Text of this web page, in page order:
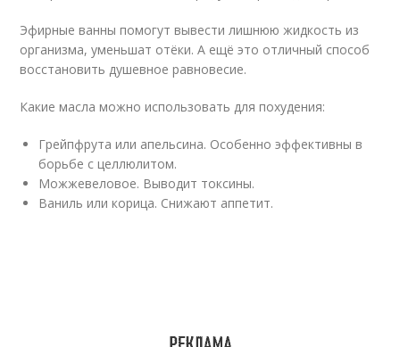
Эфирные ванны помогут вывести лишнюю жидкость из
организма, уменьшат отёки. А ещё это отличный способ
восстановить душевное равновесие.
Какие масла можно использовать для похудения:
Грейпфрута или апельсина. Особенно эффективны в
борьбе с целлюлитом.
Можжевеловое. Выводит токсины.
Ваниль или корица. Снижают аппетит.